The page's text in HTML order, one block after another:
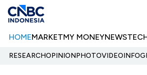
HOMEMARKETMY MONEYNEWS
RESEARCHOPINIONPHOTOVIDEO